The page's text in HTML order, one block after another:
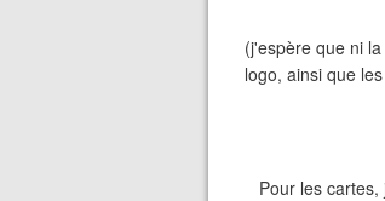
(j'espère que ni
logo, ainsi que
Pour les cartes,